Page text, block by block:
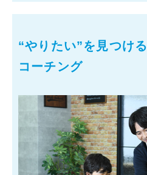
“やりたい”を見つける
コーチング